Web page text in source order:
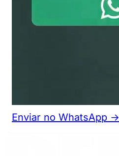
Enviar no WhatsApp →